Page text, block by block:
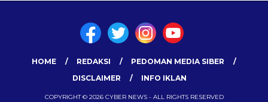
HOME REDAKSI
PEDOMAN MEDIA SIBER
DISCLAIMER
INFO IKLAN
COPYRIGHT © 2026 CYBER NEWS - ALL RIGHTS RESERVED